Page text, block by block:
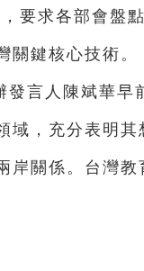
要求各部會盤
關鍵核心技術。
發言人陳斌華
域，充分表明
岸關係。台灣